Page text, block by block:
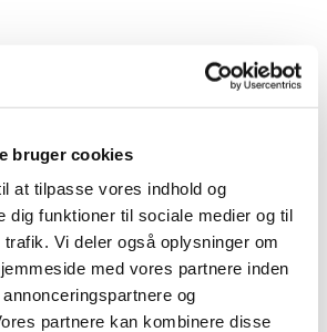
bruger cookies
at tilpasse vores indhold og
dig funktioner til sociale medier og til
Vi deler også oplysninger om
med vores partnere inden
og
partnere kan kombinere disse